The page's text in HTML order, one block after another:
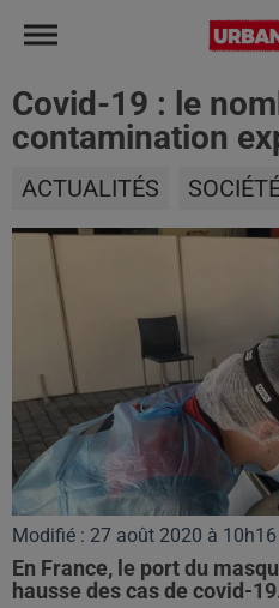
Covid-19 : le
contamination
ACTUALITÉS
Modifié : 27 août 2020 à 10h16
En France, le port du
hausse des cas de covid-